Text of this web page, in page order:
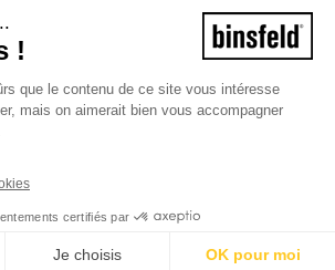
!
que le contenu de ce site vous intéresse
mais on aimerait bien vous accompagner
certifiés par
Je choisis OK pour moi